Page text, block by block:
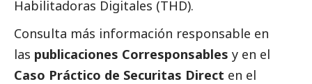
Habilitadoras Digitales (THD).
Consulta más información responsable en
las publicaciones Corresponsables y en el
Caso Práctico de Securitas Direct en el